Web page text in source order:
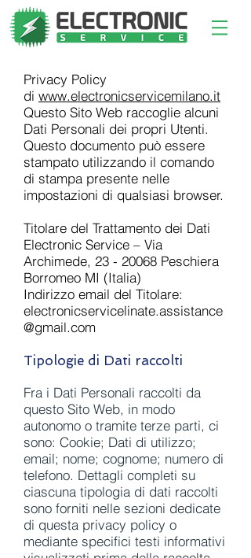
Privacy Policy
di www.electronicservicemilano.it
Questo Sito Web raccoglie alcuni
Dati Personali dei propri Utenti.
Questo documento può essere
stampato utilizzando il comando
di stampa presente nelle
impostazioni di qualsiasi browser.
Titolare del Trattamento dei Dati
Electronic Service – Via
Archimede, 23 - 20068 Peschiera
Borromeo MI (Italia)
Indirizzo email del Titolare:
electronicservicelinate.assistance
@gmail.com
Tipologie di Dati raccolti
Fra i Dati Personali raccolti da
questo Sito Web, in modo
autonomo o tramite terze parti, ci
sono: Cookie; Dati di utilizzo;
email; nome; cognome; numero di
telefono. Dettagli completi su
ciascuna tipologia di dati raccolti
sono forniti nelle sezioni dedicate
di questa privacy policy o
mediante specifici testi informativi